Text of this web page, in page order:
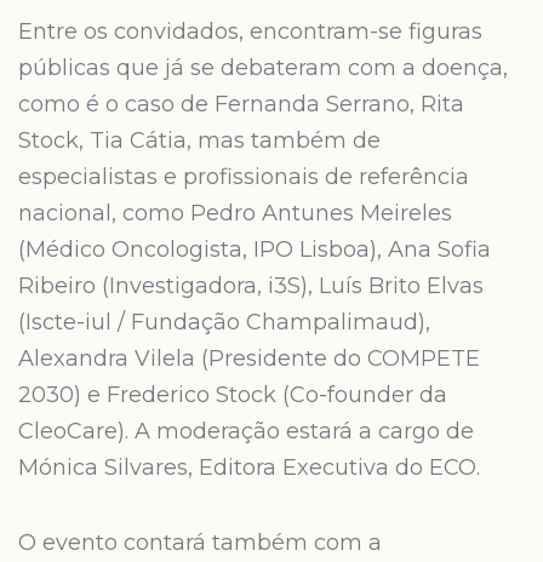
Entre os convidados, encontram-se figuras
públicas que já se debateram com a doença,
como é o caso de Fernanda Serrano, Rita
Stock, Tia Cátia, mas também de
especialistas e profissionais de referência
nacional, como Pedro Antunes Meireles
(Médico Oncologista, IPO Lisboa), Ana Sofia
Ribeiro (Investigadora, i3S), Luís Brito Elvas
(Iscte-iul / Fundação Champalimaud),
Alexandra Vilela (Presidente do COMPETE
2030) e Frederico Stock (Co-founder da
CleoCare). A moderação estará a cargo de
Mónica Silvares, Editora Executiva do ECO.
O evento contará também com a